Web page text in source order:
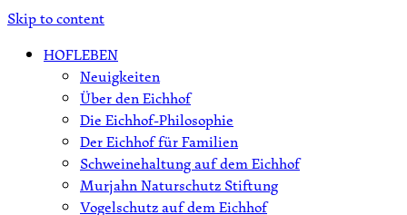
Skip to content
HOFLEBEN
Neuigkeiten
Über den Eichhof
Die Eichhof-Philosophie
Der Eichhof für Familien
Schweinehaltung auf dem Eichhof
Murjahn Naturschutz Stiftung
Vogelschutz auf dem Eichhof